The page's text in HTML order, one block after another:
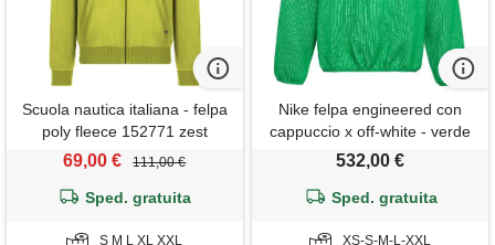
Scuola nautica italiana - felpa
poly fleece 152771 zest
69,00 € 111,00 €
Sped. gratuita
S M L XL XXL
Nike felpa engineered con
cappuccio x off-white - verde
532,00 €
Sped. gratuita
XS-S-M-L-XXL